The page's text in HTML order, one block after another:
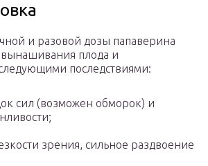
и разовой дозы папаверина
плода и
последствиями:
сил (возможен обморок) и
зрения, сильное раздвоение